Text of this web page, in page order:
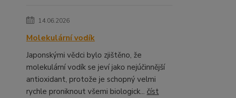
14.06.2026
Molekulární vodík
Japonskými vědci bylo zjištěno, že
molekulární vodík se jeví jako nejúčinnější
antioxidant, protože je schopný velmi
rychle proniknout všemi biologick... číst